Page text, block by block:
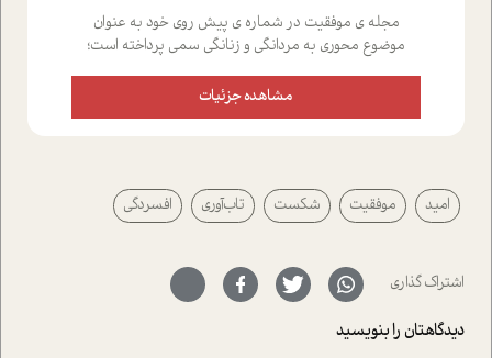
مجله ی موفقیت در شماره ی پیش روی خود به عنوان
موضوع محوری به مردانگی و زنانگی سمی پرداخته است؛
علیخواه، جامعه شناس در بخش های مختلف تلاش کرده ایم
از دریچه های گوناگون به این موضوع مهم بپردازیم.فصل
پیرامون آن آشنا می کند.در بخش دو فنجان داغ به سراغ افرادی
رفته ایم که موفقیت را در عمل به اثبات رسانده اند؛ سید
حمیدرضا محتشمی که بیست و پنجمین سال فعالیت حرفه
سر نهاده است و نیز کرامت عزیز زاده؛ سفیر صلح و دوستی که
با رکاب زدن در بیش از هفتاد کشور و کاشتن درخت، به نماد
حمایت از محیط زیست و منابع طبیعی تبدیل گشته
است.فصل روایت اجنبی ها در این شماره به دو موضوع
مشاهده جزئیات
امید موفقیت شکست تاب‌آوری افسردگی
اشتراک گذاری
دیدگاهتان را بنویسید